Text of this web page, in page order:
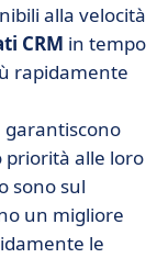
alla velocità
CRM in tempo
rapidamente
garantiscono
alle loro
sono sul
un migliore
le